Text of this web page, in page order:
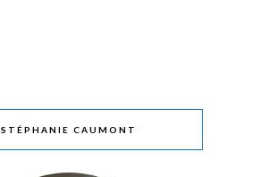
STÉPHANIE CAUMONT